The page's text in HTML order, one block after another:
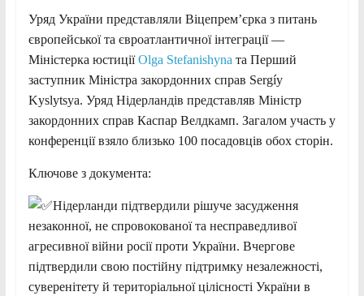
Уряд України представляли Віцепрем’єрка з питань
європейської та євроатлантичної інтеграції —
Міністерка юстиціїOlga Stefanishyna та Перший
заступник Міністра закордонних справ Sergíy
Kyslytsya. Уряд Нідерландів представляв Міністр
закордонних справ Каспар Велдкамп. Загалом участь у
конференції взяло близько 100 посадовців обох сторін.
Ключове з документа:
Нідерланди підтвердили рішуче засудження
незаконної, не спровокованої та несправедливої
агресивної війни росії проти України. Вчергове
підтвердили свою постійну підтримку незалежності,
суверенітету й територіальної цілісності України в